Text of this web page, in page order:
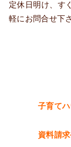
定休日明け、す
軽にお問合せ下
子育て
資料請